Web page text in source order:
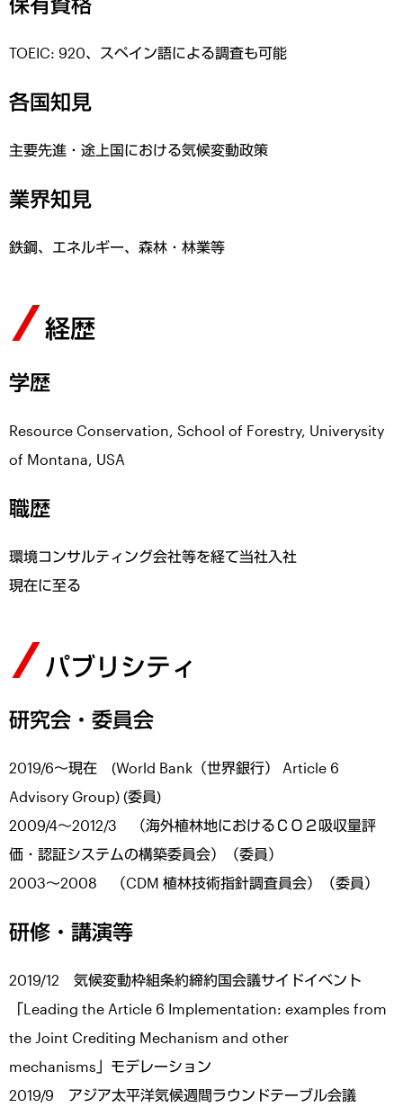
TOEIC: 920、スペイン語による調査も可能
各国知見
主要先進・途上国における気候変動政策
業界知見
鉄鋼、エネルギー、森林・林業等
経歴
学歴
Resource Conservation, School of Forestry, Univerysity
of Montana, USA
職歴
環境コンサルティング会社等を経て当社入社
現在に至る
パブリシティ
研究会・委員会
2019/6～現在 (World Bank（世界銀行） Article 6
Advisory Group) (委員)
2009/4～2012/3 （海外植林地におけるＣＯ２吸収量評
価・認証システムの構築委員会）（委員）
2003～2008 （CDM 植林技術指針調査員会）（委員）
研修・講演等
2019/12 気候変動枠組条約締約国会議サイドイベント
「Leading the Article 6 Implementation: examples from
the Joint Crediting Mechanism and other
mechanisms」モデレーション
2019/9 アジア太平洋気候週間ラウンドテーブル会議